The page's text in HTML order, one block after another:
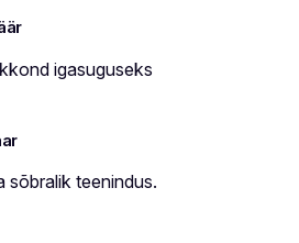
igasuguseks
sõbralik teenindus.